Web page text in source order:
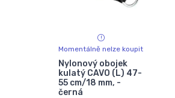
Momentálně nelze koupit
Nylonový obojek
kulatý CAVO (L) 47-
55 cm/18 mm, -
černá